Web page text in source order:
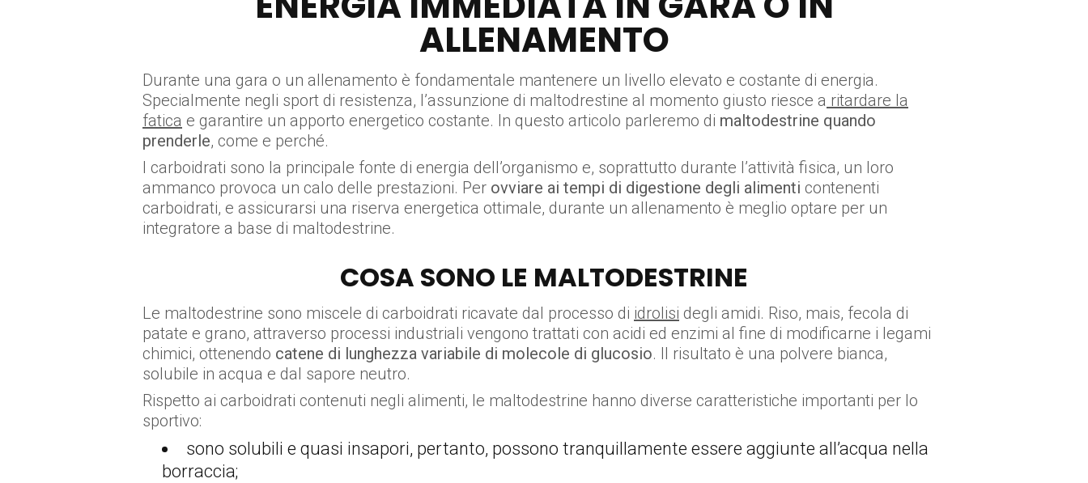
ALLENAMENTO
Durante una gara o un allenamento è fondamentale mantenere un livello elevato e costante di energia.
Specialmente negli sport di resistenza, l’assunzione di maltodrestine al momento giusto riesce a ritardare la
fatica e garantire un apporto energetico costante. In questo articolo parleremo di maltodestrine quando
prenderle, come e perché.
I carboidrati sono la principale fonte di energia dell’organismo e, soprattutto durante l’attività fisica, un loro
ammanco provoca un calo delle prestazioni. Per ovviare ai tempi di digestione degli alimenti contenenti
carboidrati, e assicurarsi una riserva energetica ottimale, durante un allenamento è meglio optare per un
integratore a base di maltodestrine.
COSA SONO LE MALTODESTRINE
Le maltodestrine sono miscele di carboidrati ricavate dal processo di idrolisi degli amidi. Riso, mais, fecola di
patate e grano, attraverso processi industriali vengono trattati con acidi ed enzimi al fine di modificarne i legami
chimici, ottenendo catene di lunghezza variabile di molecole di glucosio. Il risultato è una polvere bianca,
solubile in acqua e dal sapore neutro.
Rispetto ai carboidrati contenuti negli alimenti, le maltodestrine hanno diverse caratteristiche importanti per lo
sportivo:
sono solubili e quasi insapori, pertanto, possono tranquillamente essere aggiunte all’acqua nella
borraccia;